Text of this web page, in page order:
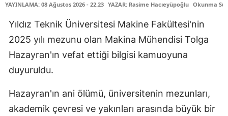
YAYINLAMA: 08 Ağustos 2026 - 22.23 YAZAR: Rasime Hacıeyüpoğlu Okunma
Yıldız Teknik Üniversitesi Makine Fakültesi'nin
2025 yılı mezunu olan Makina Mühendisi Tolga
Hazayran'ın vefat ettiği bilgisi kamuoyuna
duyuruldu.
Hazayran'ın ani ölümü, üniversitenin mezunları,
akademik çevresi ve yakınları arasında büyük bir